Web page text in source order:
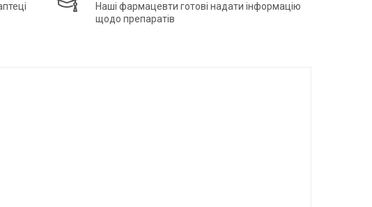
Наші фармацевти готові надати інформацію
щодо препаратів